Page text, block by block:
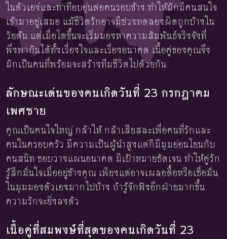
ในตัวเองและท่าทีอบอุ่นต่อคนรอบข้าง ทำให้มักมีคนสนใจ
เข้ามาอยู่เสมอ แม้ชีวิตรักอาจมีช่วงทดลองผิดถูกบ้างใน
วัยต้น แต่เมื่อโตขึ้นจะเริ่มมองหาความสัมพันธ์จริงจังที่
พึ่งพากันได้ทั้งเรื่องใจและเรื่องอนาคต เนื้อคู่ของคุณจึง
มักเป็นคนที่พร้อมจะสร้างทีมชีวิตไปด้วยกัน
ลักษณะเด่นของคนเกิดวันที่ 23 กรกฎาคม
เพศชาย
คุณเป็นคนใจใหญ่ กล้าให้ กล้าเสียสละเพื่อคนที่รักและ
คนในครอบครัว มีความเป็นผู้นำสูงแต่ก็มีมุมอ่อนโยนกับ
คนสนิท ชอบวางแผนอนาคต มีเป้าหมายชัดเจน ทำให้คู่รัก
รู้สึกมั่นใจเมื่ออยู่ข้างคุณ เพียงแต่อาจเผลอดื้อหรือเชื่อมั่น
ในมุมมองตัวเองมากไปบ้าง ถ้ารู้จักฟังอีกฝ่ายมากขึ้น
ความรักจะยิ่งลงตัว
เนื้อคู่ที่สมพงษ์ที่สุดของคนเกิดวันที่ 23